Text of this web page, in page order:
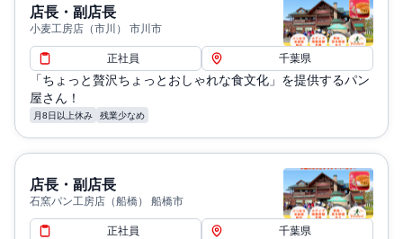
店長・副店長
小麦工房店（市川） 市川市
正社員 千葉県
「ちょっと贅沢ちょっとおしゃれな食文化」を提供するパン
屋さん！
月8日以上休み 残業少なめ
店長・副店長
石窯パン工房店（船橋） 船橋市
正社員 千葉県